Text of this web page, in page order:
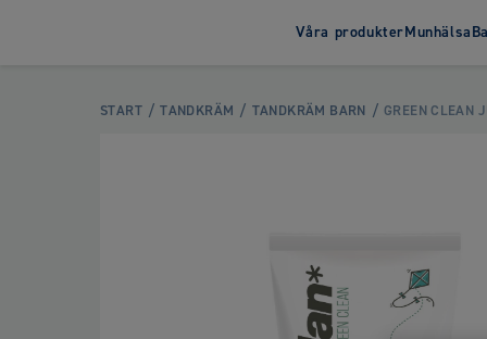
Våra produkter
Tandborste
Munhälsa
START TANDKRÄM TANDKRÄM BARN GREEN CLEAN